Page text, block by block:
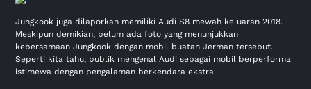
Jungkook juga dilaporkan memiliki Audi S8 mewah keluaran 2018.
Meskipun demikian, belum ada foto yang menunjukkan
kebersamaan Jungkook dengan mobil buatan Jerman tersebut.
Seperti kita tahu, publik mengenal Audi sebagai mobil berperforma
istimewa dengan pengalaman berkendara ekstra.